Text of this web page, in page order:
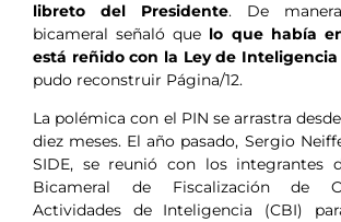
libreto del Presidente. De
bicameral señaló que lo que había
está reñido con la Ley de Inteligencia
pudo reconstruir Página/12.
La polémica con el PIN se arrastra
diez meses. El año pasado, Sergio
SIDE, se reunió con los integrantes
Bicameral de Fiscalización de
Actividades de Inteligencia (CBI)